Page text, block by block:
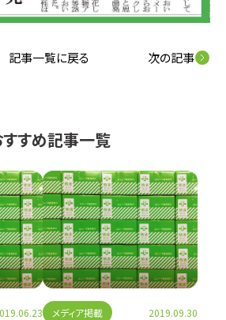
記事一覧に戻る 次の記事
すめ記事一覧
メディア掲載 2019.09.30